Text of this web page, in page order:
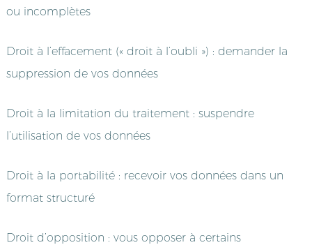
ou incomplètes
Droit à l’effacement (« droit à l’oubli ») : demander la
suppression de vos données
Droit à la limitation du traitement : suspendre
l’utilisation de vos données
Droit à la portabilité : recevoir vos données dans un
format structuré
Droit d’opposition : vous opposer à certains